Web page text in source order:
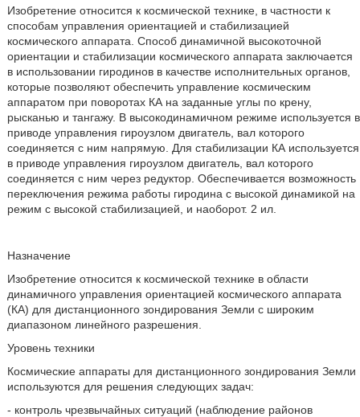
Изобретение относится к космической технике, в частности к
способам управления ориентацией и стабилизацией
космического аппарата. Способ динамичной высокоточной
ориентации и стабилизации космического аппарата заключается
в использовании гиродинов в качестве исполнительных органов,
которые позволяют обеспечить управление космическим
аппаратом при поворотах КА на заданные углы по крену,
рысканью и тангажу. В высокодинамичном режиме используется в
приводе управления гироузлом двигатель, вал которого
соединяется с ним напрямую. Для стабилизации КА используется
в приводе управления гироузлом двигатель, вал которого
соединяется с ним через редуктор. Обеспечивается возможность
переключения режима работы гиродина с высокой динамикой на
режим с высокой стабилизацией, и наоборот. 2 ил.
Назначение
Изобретение относится к космической технике в области
динамичного управления ориентацией космического аппарата
(КА) для дистанционного зондирования Земли с широким
диапазоном линейного разрешения.
Уровень техники
Космические аппараты для дистанционного зондирования Земли
используются для решения следующих задач:
- контроль чрезвычайных ситуаций (наблюдение районов